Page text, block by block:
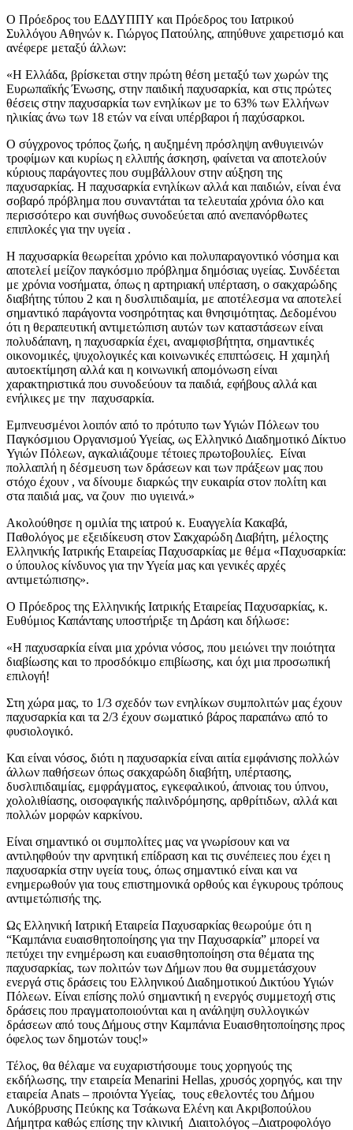
Ο Πρόεδρος του ΕΔΔΥΠΠΥ και Πρόεδρος του Ιατρικού
Συλλόγου Αθηνών κ. Γιώργος Πατούλης, απηύθυνε χαιρετισμό και
ανέφερε μεταξύ άλλων:
«Η Ελλάδα, βρίσκεται στην πρώτη θέση μεταξύ των χωρών της
Ευρωπαϊκής Ένωσης, στην παιδική παχυσαρκία, και στις πρώτες
θέσεις στην παχυσαρκία των ενηλίκων με το 63% των Ελλήνων
ηλικίας άνω των 18 ετών να είναι υπέρβαροι ή παχύσαρκοι.
Ο σύγχρονος τρόπος ζωής, η αυξημένη πρόσληψη ανθυγιεινών
τροφίμων και κυρίως η ελλιπής άσκηση, φαίνεται να αποτελούν
κύριους παράγοντες που συμβάλλουν στην αύξηση της
παχυσαρκίας. Η παχυσαρκία ενηλίκων αλλά και παιδιών, είναι ένα
σοβαρό πρόβλημα που συναντάται τα τελευταία χρόνια όλο και
περισσότερο και συνήθως συνοδεύεται από ανεπανόρθωτες
επιπλοκές για την υγεία .
Η παχυσαρκία θεωρείται χρόνιο και πολυπαραγοντικό νόσημα και
αποτελεί μείζον παγκόσμιο πρόβλημα δημόσιας υγείας. Συνδέεται
με χρόνια νοσήματα, όπως η αρτηριακή υπέρταση, ο σακχαρώδης
διαβήτης τύπου 2 και η δυσλιπιδαιμία, με αποτέλεσμα να αποτελεί
σημαντικό παράγοντα νοσηρότητας και θνησιμότητας. Δεδομένου
ότι η θεραπευτική αντιμετώπιση αυτών των καταστάσεων είναι
πολυδάπανη, η παχυσαρκία έχει, αναμφισβήτητα, σημαντικές
οικονομικές, ψυχολογικές και κοινωνικές επιπτώσεις. Η χαμηλή
αυτοεκτίμηση αλλά και η κοινωνική απομόνωση είναι
χαρακτηριστικά που συνοδεύουν τα παιδιά, εφήβους αλλά και
ενήλικες με την παχυσαρκία.
Εμπνευσμένοι λοιπόν από το πρότυπο των Υγιών Πόλεων του
Παγκόσμιου Οργανισμού Υγείας, ως Ελληνικό Διαδημοτικό Δίκτυο
Υγιών Πόλεων, αγκαλιάζουμε τέτοιες πρωτοβουλίες. Είναι
πολλαπλή η δέσμευση των δράσεων και των πράξεων μας που
στόχο έχουν , να δίνουμε διαρκώς την ευκαιρία στον πολίτη και
στα παιδιά μας, να ζουν πιο υγιεινά.»
Ακολούθησε η ομιλία της ιατρού κ. Ευαγγελία Κακαβά,
Παθολόγος με εξειδίκευση στον Σακχαρώδη Διαβήτη, μέλοςτης
Ελληνικής Ιατρικής Εταιρείας Παχυσαρκίας με θέμα «Παχυσαρκία:
ο ύπουλος κίνδυνος για την Υγεία μας και γενικές αρχές
αντιμετώπισης».
Ο Πρόεδρος της Ελληνικής Ιατρικής Εταιρείας Παχυσαρκίας, κ.
Ευθύμιος Καπάνταης υποστήριξε τη Δράση και δήλωσε:
«Η παχυσαρκία είναι μια χρόνια νόσος, που μειώνει την ποιότητα
διαβίωσης και το προσδόκιμο επιβίωσης, και όχι μια προσωπική
επιλογή!
Στη χώρα μας, το 1/3 σχεδόν των ενηλίκων συμπολιτών μας έχουν
παχυσαρκία και τα 2/3 έχουν σωματικό βάρος παραπάνω από το
φυσιολογικό.
Και είναι νόσος, διότι η παχυσαρκία είναι αιτία εμφάνισης πολλών
άλλων παθήσεων όπως σακχαρώδη διαβήτη, υπέρτασης,
δυσλιπιδαιμίας, εμφράγματος, εγκεφαλικού, άπνοιας του ύπνου,
χολολιθίασης, οισοφαγικής παλινδρόμησης, αρθρίτιδων, αλλά και
πολλών μορφών καρκίνου.
Είναι σημαντικό οι συμπολίτες μας να γνωρίσουν και να
αντιληφθούν την αρνητική επίδραση και τις συνέπειες που έχει η
παχυσαρκία στην υγεία τους, όπως σημαντικό είναι και να
ενημερωθούν για τους επιστημονικά ορθούς και έγκυρους τρόπους
αντιμετώπισής της.
Ως Ελληνική Ιατρική Εταιρεία Παχυσαρκίας θεωρούμε ότι η
“Καμπάνια ευαισθητοποίησης για την Παχυσαρκία” μπορεί να
πετύχει την ενημέρωση και ευαισθητοποίηση στα θέματα της
παχυσαρκίας, των πολιτών των Δήμων που θα συμμετάσχουν
ενεργά στις δράσεις του Ελληνικού Διαδημοτικού Δικτύου Υγιών
Πόλεων. Είναι επίσης πολύ σημαντική η ενεργός συμμετοχή στις
δράσεις που πραγματοποιούνται και η ανάληψη συλλογικών
δράσεων από τους Δήμους στην Καμπάνια Ευαισθητοποίησης προς
όφελος των δημοτών τους!»
Τέλος, θα θέλαμε να ευχαριστήσουμε τους χορηγούς της
εκδήλωσης, την εταιρεία Menarini Hellas, χρυσός χορηγός, και την
εταιρεία Anats – προιόντα Υγείας, τους εθελοντές του Δήμου
Λυκόβρυσης Πεύκης κα Τσάκωνα Ελένη και Ακριβοπούλου
Δήμητρα καθώς επίσης την κλινική Διαιτολόγος –Διατροφολόγο